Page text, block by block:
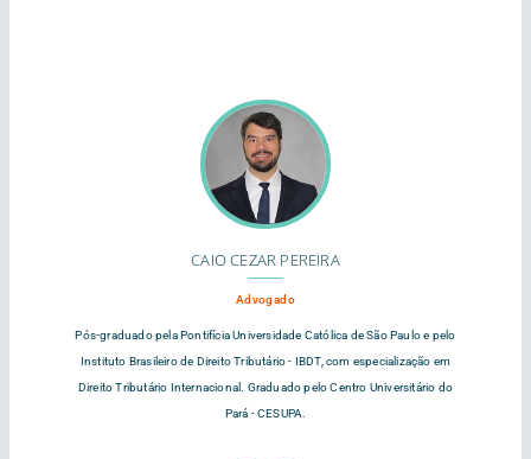
CAIO CEZAR PEREIRA
Advogado
Pós-graduado pela Pontifícia Universidade Católica de São Paulo e pelo
Instituto Brasileiro de Direito Tributário - IBDT, com especialização em
Direito Tributário Internacional. Graduado pelo Centro Universitário do
Pará - CESUPA.